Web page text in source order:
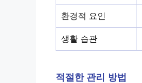
환경적 요인
생활 습관
적절한 관리 방법